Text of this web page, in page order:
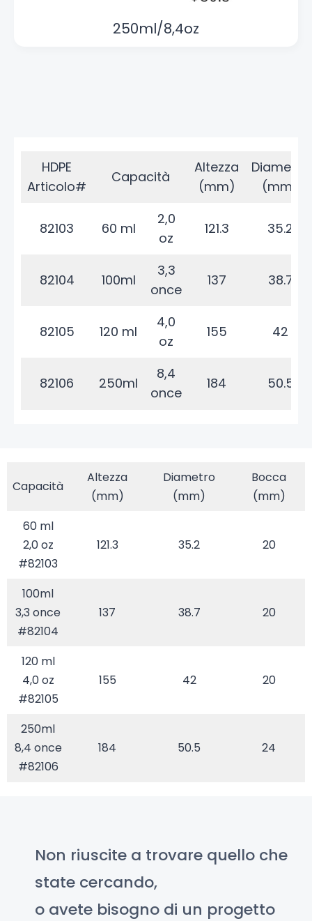
250ml/8,4oz
HDPE
Articolo#
Capacità
Altezza
(mm)
Diametro
(mm)
82103 60 ml
2,0
oz
121.3 35.2
82104 100ml
3,3
once
137 38.7
82105 120 ml
4,0
oz
155 42
82106 250ml
8,4
once
184 50.5
Capacità
Altezza
(mm)
Diametro
(mm)
Bocca
(mm)
60 ml
2,0 oz
#82103
121.3 35.2 20
100ml
3,3 once
#82104
137 38.7 20
120 ml
4,0 oz
#82105
155 42 20
250ml
8,4 once
#82106
184 50.5 24
Non riuscite a trovare quello che
state cercando,
o avete bisogno di un progetto